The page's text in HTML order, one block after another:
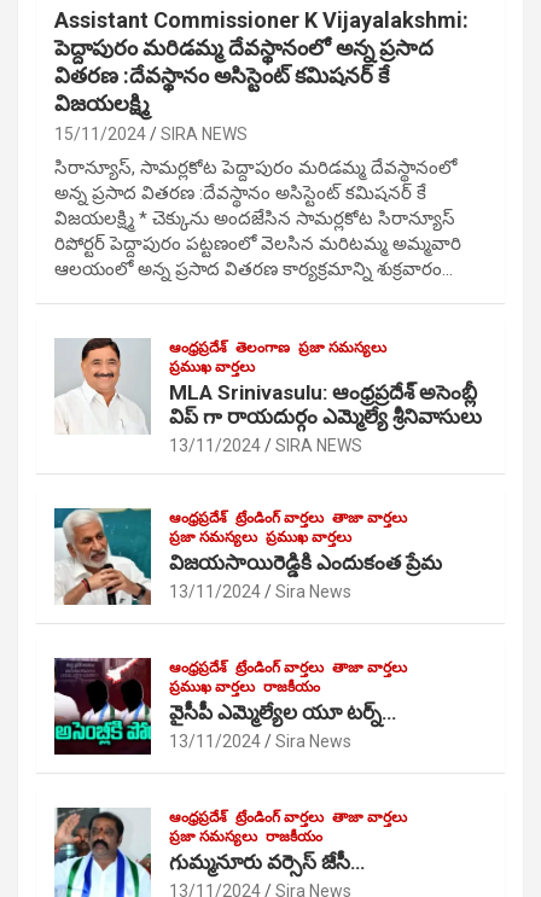
Assistant Commissioner K Vijayalakshmi:
పెద్దాపురం మరిడమ్మ దేవస్థానంలో అన్న ప్రసాద
వితరణ :దేవస్థానం అసిస్టెంట్ కమిషనర్ కే
విజయలక్ష్మి
15/11/2024 SIRA NEWS
సిరాన్యూస్, సామర్లకోట పెద్దాపురం మరిడమ్మ దేవస్థానంలో
అన్న ప్రసాద వితరణ :దేవస్థానం అసిస్టెంట్ కమిషనర్ కే
విజయలక్ష్మి * చెక్కును అందజేసిన సామర్లకోట సిరాన్యూస్
రిపోర్టర్ పెద్దాపురం పట్టణంలో వెలసిన మరిటమ్మ అమ్మవారి
ఆలయంలో అన్న ప్రసాద వితరణ కార్యక్రమాన్ని శుక్రవారం…
ఆంధ్రప్రదేశ్ తెలంగాణ ప్రజా సమస్యలు
ప్రముఖ వార్తలు
MLA Srinivasulu: ఆంధ్రప్రదేశ్ అసెంబ్లీ
విప్ గా రాయదుర్గం ఎమ్మెల్యే శ్రీనివాసులు
13/11/2024 SIRA NEWS
ఆంధ్రప్రదేశ్ ట్రేండింగ్ వార్తలు తాజా వార్తలు
ప్రజా సమస్యలు ప్రముఖ వార్తలు
విజయసాయిరెడ్డికి ఎందుకంత ప్రేమ
13/11/2024 Sira News
ఆంధ్రప్రదేశ్ ట్రేండింగ్ వార్తలు తాజా వార్తలు
ప్రముఖ వార్తలు రాజకీయం
వైసీపీ ఎమ్మెల్యేల యూ టర్న్…
13/11/2024 Sira News
ఆంధ్రప్రదేశ్ ట్రేండింగ్ వార్తలు తాజా వార్తలు
ప్రజా సమస్యలు రాజకీయం
గుమ్మనూరు వర్సెస్ జేసీ…
13/11/2024 Sira News